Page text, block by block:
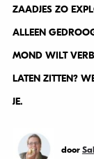
ZAADJES ZO
ALLEEN
MOND WILT
LATEN ZITTEN?
JE.
door